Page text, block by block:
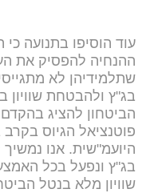
עוד הוסיפו בתנועה
ההנחיה להפסיק את
שתלמידיהן לא
בג"ץ ולהבטחת
הביטחון להציג
פוטנציאל הגיוס
היועמ"שית. אנו
בג"ץ ונפעל בכל
שוויון מלא בנטל